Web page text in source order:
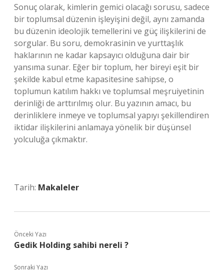
Sonuç olarak, kimlerin gemici olacağı sorusu, sadece
bir toplumsal düzenin işleyişini değil, aynı zamanda
bu düzenin ideolojik temellerini ve güç ilişkilerini de
sorgular. Bu soru, demokrasinin ve yurttaşlık
haklarının ne kadar kapsayıcı olduğuna dair bir
yansıma sunar. Eğer bir toplum, her bireyi eşit bir
şekilde kabul etme kapasitesine sahipse, o
toplumun katılım hakkı ve toplumsal meşruiyetinin
derinliği de arttırılmış olur. Bu yazının amacı, bu
derinliklere inmeye ve toplumsal yapıyı şekillendiren
iktidar ilişkilerini anlamaya yönelik bir düşünsel
yolculuğa çıkmaktır.
Tarih: Makaleler
Önceki Yazı
Gedik Holding sahibi nereli ?
Sonraki Yazı